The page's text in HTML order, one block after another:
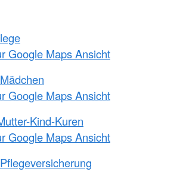
Google Maps Ansicht
Google Maps Ansicht
Kind-Kuren
Google Maps Ansicht